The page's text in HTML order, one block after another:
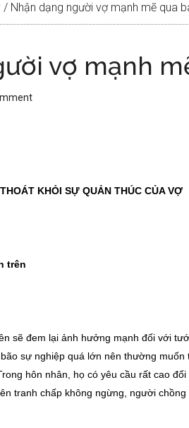
/ Nhận dạng người vợ mạnh mẽ qua
vợ mạnh
KHỎI SỰ QUẢN THÚC CỦA VỢ
trên
sẽ đem lại ảnh hưởng mạnh đối với
sự nghiệp quá lớn nên thường
hôn nhân, họ có yêu cầu rất cao
tranh chấp không ngừng, người